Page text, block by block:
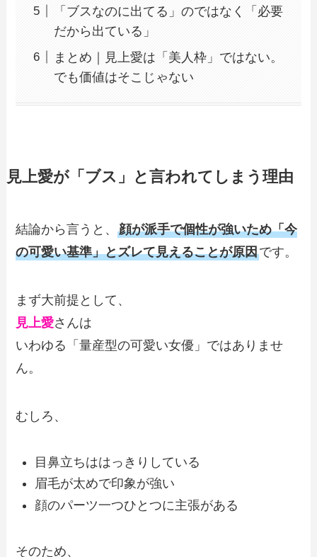
「ブスなのに出てる」のではなく「必要
だから出ている」
まとめ｜見上愛は「美人枠」ではない。
でも価値はそこじゃない
見上愛が「ブス」と言われてしまう理由
結論から言うと、顔が派手で個性が強いため「今
の可愛い基準」とズレて見えることが原因です。
まず大前提として、
見上愛さんは
いわゆる「量産型の可愛い女優」ではありませ
ん。
むしろ、
目鼻立ちははっきりしている
眉毛が太めで印象が強い
顔のパーツ一つひとつに主張がある
そのため、